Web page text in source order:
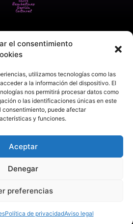
el consentimiento
utilizamos tecnologías como las
a la información del dispositivo. El
nos permitirá procesar datos como
o las identificaciones únicas en este
consentimiento, puede afectar
y funciones.
Aceptar
Denegar
preferencias
Política de privacidadAviso legal
privacidadPolítica de cookies